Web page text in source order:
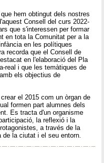
hem obtingut dels nostres
Consell del curs 2022-
que s'interessen per formar
en tota la Comunitat per a la
en les polítiques
recorda que el Consell de
en l'elaboració del Pla
real i que les temàtiques de
els objectius de
el 2015 com un òrgan de
formen part alumnes dels
Es tracta d'un organisme
la reflexió i la
a través de la
la ciutat i el seu entorn.